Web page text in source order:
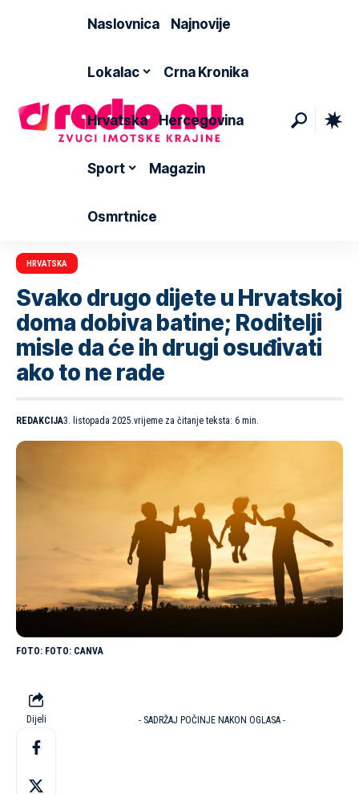
Naslovnica Najnovije
Lokalac Crna Kronika
Hrvatska Hercegovina
Sport Magazin
Osmrtnice
HRVATSKA
Svako drugo dijete u Hrvatskoj
doma dobiva batine; Roditelji
misle da će ih drugi osuđivati
ako to ne rade
REDAKCIJA3. listopada 2025.vrijeme za čitanje teksta: 6 min.
FOTO: CANVA
Dijeli - SADRŽAJ POČINJE NAKON OGLASA -